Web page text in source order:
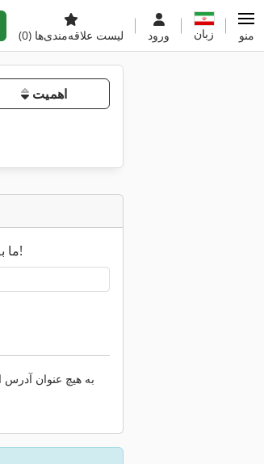
لیست علاقه‌مندی‌ها (0) ورود زبان منو
اهمیت
ما به شما از طریق ایمیل اطلاع خواهیم داد به محض اینکه نتایج جدید جستجو در دسترس باشد!
به هیچ عنوان آدرس